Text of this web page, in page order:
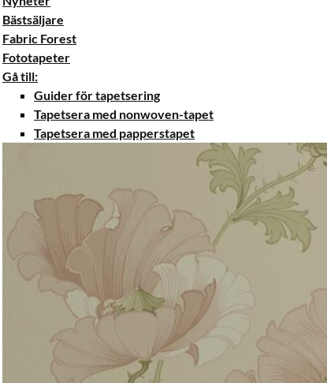
Bästsäljare
Fabric Forest
Fototapeter
Gå till:
Guider för tapetsering
Tapetsera med nonwoven-tapet
Tapetsera med papperstapet